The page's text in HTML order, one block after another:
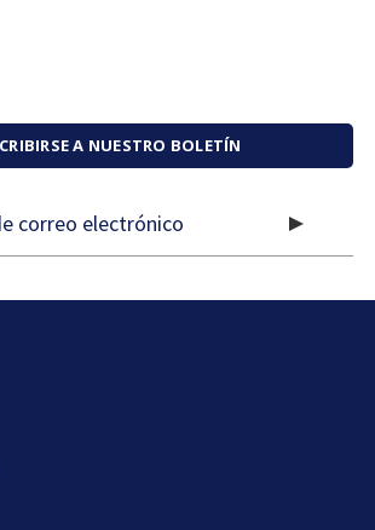
A NUESTRO BOLETÍN